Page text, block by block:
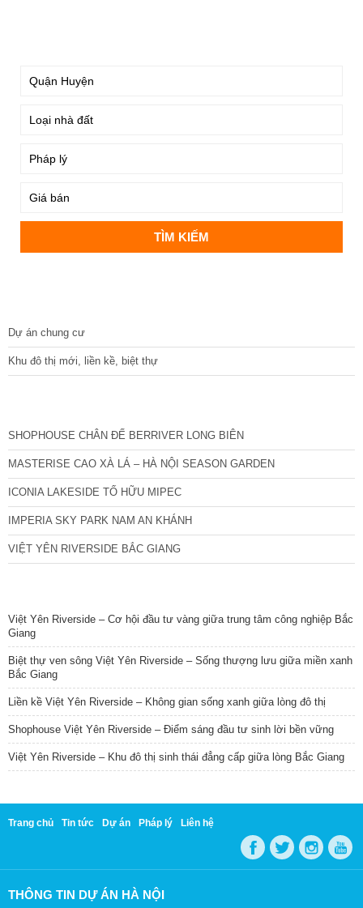
Dự án chung cư
Khu đô thị mới, liền kề, biệt thự
SHOPHOUSE CHÂN ĐẾ BERRIVER LONG BIÊN
MASTERISE CAO XÀ LÁ – HÀ NỘI SEASON GARDEN
ICONIA LAKESIDE TỐ HỮU MIPEC
IMPERIA SKY PARK NAM AN KHÁNH
VIỆT YÊN RIVERSIDE BẮC GIANG
Việt Yên Riverside – Cơ hội đầu tư vàng giữa trung tâm công nghiệp Bắc
Giang
Biệt thự ven sông Việt Yên Riverside – Sống thượng lưu giữa miền xanh
Bắc Giang
Liền kề Việt Yên Riverside – Không gian sống xanh giữa lòng đô thị
Shophouse Việt Yên Riverside – Điểm sáng đầu tư sinh lời bền vững
Việt Yên Riverside – Khu đô thị sinh thái đẳng cấp giữa lòng Bắc Giang
Trang chủ Tin tức Dự án Pháp lý Liên hệ
THÔNG TIN DỰ ÁN HÀ NỘI